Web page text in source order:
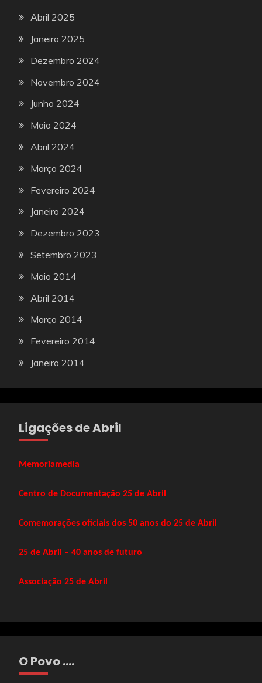
Abril 2025
Janeiro 2025
Dezembro 2024
Novembro 2024
Junho 2024
Maio 2024
Abril 2024
Março 2024
Fevereiro 2024
Janeiro 2024
Dezembro 2023
Setembro 2023
Maio 2014
Abril 2014
Março 2014
Fevereiro 2014
Janeiro 2014
Ligações de Abril
Memoriamedia
Centro de Documentação 25 de Abril
Comemorações oficiais dos 50 anos do 25 de Abril
25 de Abril – 40 anos de futuro
Associação 25 de Abril
O Povo ….